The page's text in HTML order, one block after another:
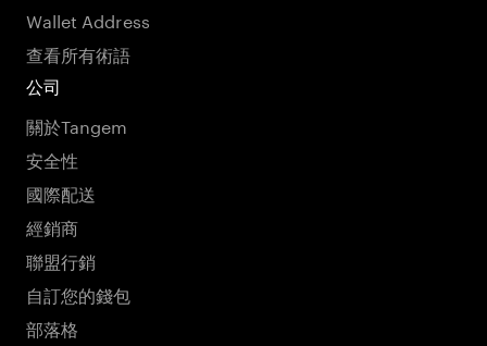
Wallet Address
查看所有術語
公司
關於Tangem
安全性
國際配送
經銷商
聯盟行銷
自訂您的錢包
部落格